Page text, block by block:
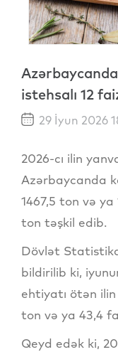
istehsalı 12
29 İyun 2026
2026-cı ilin
Azərbaycanda
1467,5 ton və
ton təşkil edib.
Dövlət
bildirilib ki,
ehtiyatı ötən
ton və ya 43,4
Qeyd edək ki,